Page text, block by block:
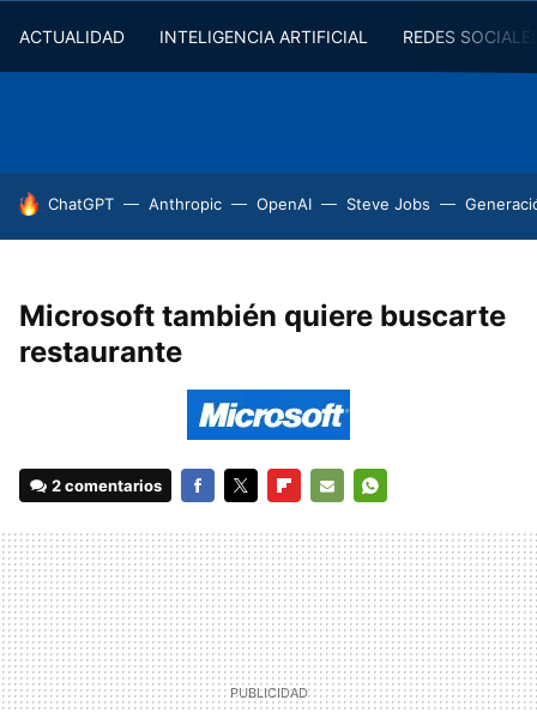
ACTUALIDAD INTELIGENCIA ARTIFICIAL REDES
HOY SE HABLA DE
ChatGPT Anthropic OpenAI Steve Jobs
Microsoft también quiere buscarte
restaurante
2 comentarios
MAIL